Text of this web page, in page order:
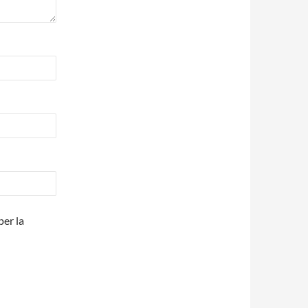
la